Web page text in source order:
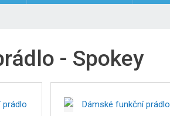
- Spokey
prádlo Dámské funkční prádlo